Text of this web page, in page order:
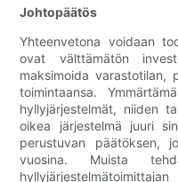
Johtopäätös
Yhteenvetona voidaan
ovat välttämätön
maksimoida varastotilan,
toimintaansa.
hyllyjärjestelmät, niiden
oikea järjestelmä juuri
perustuvan päätöksen,
vuosina. Muista